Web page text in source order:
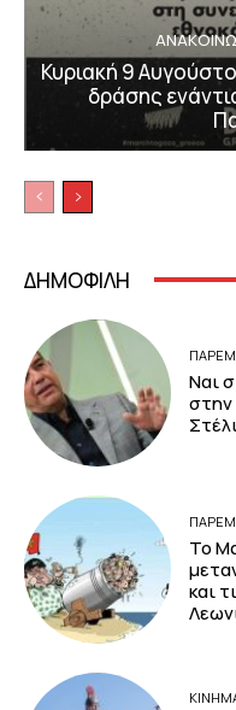
Κυριακή 9
δράσης
ΔΗΜΟΦΙΛΗ
Ναι
Το
και